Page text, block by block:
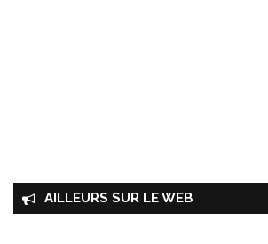
AILLEURS SUR LE WEB